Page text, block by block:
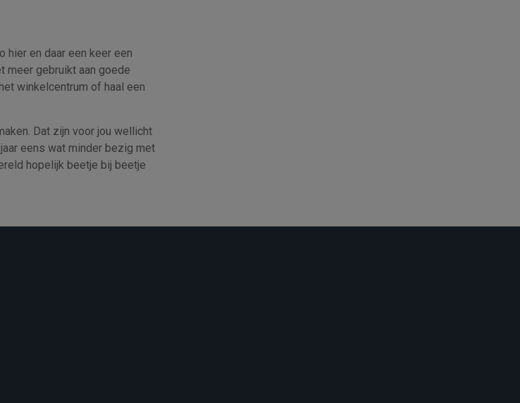
hier en daar een keer een
meer gebruikt aan goede
winkelcentrum of haal een
Dat zijn voor jou wellicht
eens wat minder bezig met
hopelijk beetje bij beetje